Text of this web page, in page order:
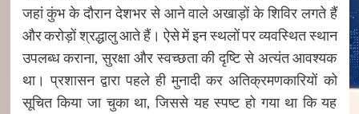
जहां कुंभ के दौरान देशभर से आने वाले अखाड़ों के शिविर लगते हैं
और करोड़ों श्रद्धालु आते हैं। ऐसे में इन स्थलों पर व्यवस्थित स्थान
उपलब्ध कराना, सुरक्षा और स्वच्छता की दृष्टि से अत्यंत आवश्यक
था। प्रशासन द्वारा पहले ही मुनादी कर अतिक्रमणकारियों को
सूचित किया जा चुका था, जिससे यह स्पष्ट हो गया था कि यह